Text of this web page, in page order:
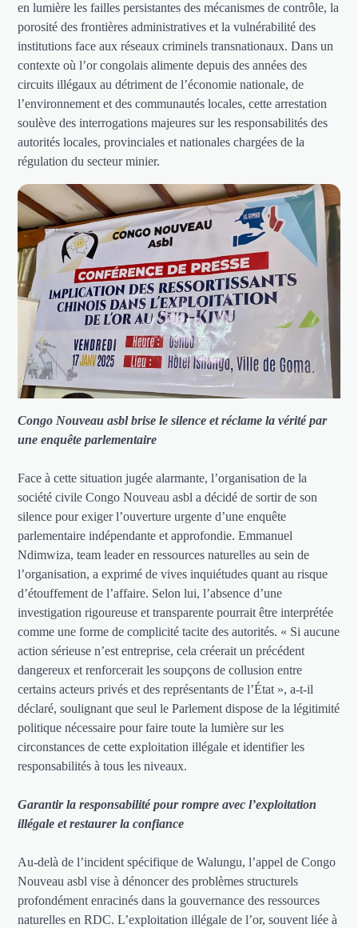
en lumière les failles persistantes des mécanismes de contrôle, la
porosité des frontières administratives et la vulnérabilité des
institutions face aux réseaux criminels transnationaux. Dans un
contexte où l’or congolais alimente depuis des années des
circuits illégaux au détriment de l’économie nationale, de
l’environnement et des communautés locales, cette arrestation
soulève des interrogations majeures sur les responsabilités des
autorités locales, provinciales et nationales chargées de la
régulation du secteur minier.
Congo Nouveau asbl brise le silence et réclame la vérité par
une enquête parlementaire
Face à cette situation jugée alarmante, l’organisation de la
société civile Congo Nouveau asbl a décidé de sortir de son
silence pour exiger l’ouverture urgente d’une enquête
parlementaire indépendante et approfondie. Emmanuel
Ndimwiza, team leader en ressources naturelles au sein de
l’organisation, a exprimé de vives inquiétudes quant au risque
d’étouffement de l’affaire. Selon lui, l’absence d’une
investigation rigoureuse et transparente pourrait être interprétée
comme une forme de complicité tacite des autorités. « Si aucune
action sérieuse n’est entreprise, cela créerait un précédent
dangereux et renforcerait les soupçons de collusion entre
certains acteurs privés et des représentants de l’État », a-t-il
déclaré, soulignant que seul le Parlement dispose de la légitimité
politique nécessaire pour faire toute la lumière sur les
circonstances de cette exploitation illégale et identifier les
responsabilités à tous les niveaux.
Garantir la responsabilité pour rompre avec l’exploitation
illégale et restaurer la confiance
Au-delà de l’incident spécifique de Walungu, l’appel de Congo
Nouveau asbl vise à dénoncer des problèmes structurels
profondément enracinés dans la gouvernance des ressources
naturelles en RDC. L’exploitation illégale de l’or, souvent liée à